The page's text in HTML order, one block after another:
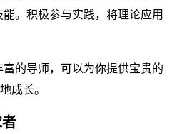
。积极参与实践，将理论应用
的导师，可以为你提供宝贵的
成长。